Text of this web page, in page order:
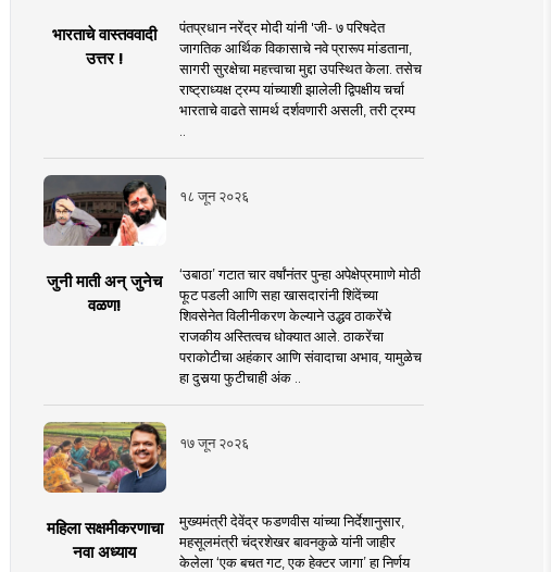
भारताचे वास्तववादी
उत्तर !
पंतप्रधान नरेंद्र मोदी यांनी 'जी- ७ परिषदेत
जागतिक आर्थिक विकासाचे नवे प्रारूप मांडताना,
सागरी सुरक्षेचा महत्त्वाचा मुद्दा उपस्थित केला. तसेच
राष्ट्राध्यक्ष ट्रम्प यांच्याशी झालेली द्विपक्षीय चर्चा
भारताचे वाढते सामर्थ दर्शवणारी असली, तरी ट्रम्प
१८ जून २०२६
जुनी माती अन् जुनेच
वळण!
‘उबाठा’ गटात चार वर्षांनंतर पुन्हा अपेक्षेप्रमााणे मोठी
फूट पडली आणि सहा खासदारांनी शिंदेंच्या
शिवसेनेत विलीनीकरण केल्याने उद्धव ठाकरेंचे
राजकीय अस्तित्वच धोक्यात आले. ठाकरेंचा
पराकोटीचा अहंकार आणि संवादाचा अभाव, यामुळेच
हा दुसर्‍या फुटीचाही अंक ..
१७ जून २०२६
महिला सक्षमीकरणाचा
नवा अध्याय
मुख्यमंत्री देवेंद्र फडणवीस यांच्या निर्देशानुसार,
महसूलमंत्री चंद्रशेखर बावनकुळे यांनी जाहीर
केलेला ‘एक बचत गट, एक हेक्टर जागा’ हा निर्णय